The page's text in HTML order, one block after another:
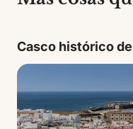
Casco histórico